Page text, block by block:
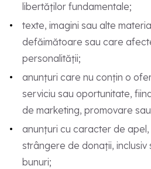
libertăților fundamentale;
texte, imagini sau alte
defăimătoare sau care
personalității;
anunțuri care nu conțin o
serviciu sau oportunitate,
de marketing, promovare
anunțuri cu caracter de
strângere de donații, inclusiv
bunuri;